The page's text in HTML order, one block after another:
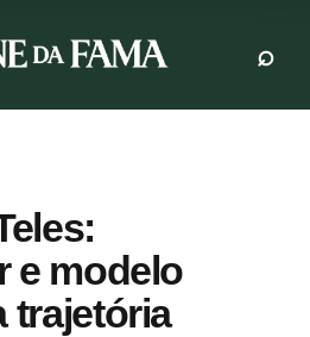
e modelo
trajetória